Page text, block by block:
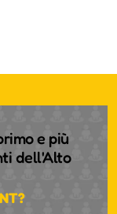
e più
dell'Alto